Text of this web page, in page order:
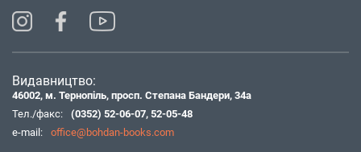
Видавництво:
46002, м. Тернопіль, просп. Степана Бандери, 34а
Тел./факс:
(0352) 52-06-07, 52-05-48
e-mail:
office@bohdan-books.com